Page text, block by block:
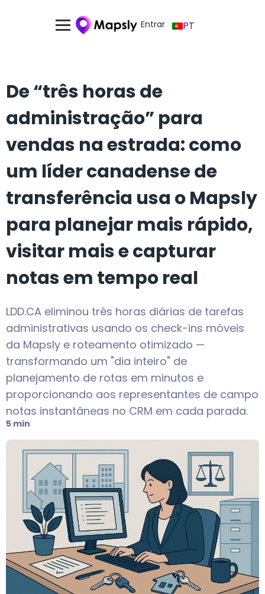
Entrar PT
De “três horas de
administração” para
vendas na estrada: como
um líder canadense de
transferência usa o Mapsly
para planejar mais rápido,
visitar mais e capturar
notas em tempo real
LDD.CA eliminou três horas diárias de tarefas
administrativas usando os check-ins móveis
da Mapsly e roteamento otimizado —
transformando um "dia inteiro" de
planejamento de rotas em minutos e
proporcionando aos representantes de campo
notas instantâneas no CRM em cada parada.
5 min